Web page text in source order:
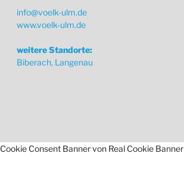
info@voelk-ulm.de
www.voelk-ulm.de
weitere Standorte:
Biberach, Langenau
Cookie Consent Banner von Real Cookie Banner